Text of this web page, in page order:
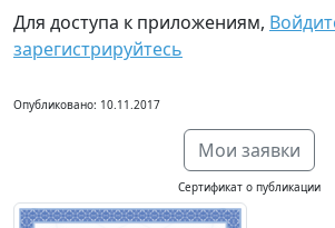
Для доступа к приложениям,
зарегистрируйтесь
Опубликовано: 10.11.2017
Мои заявки
Сертификат о публикации